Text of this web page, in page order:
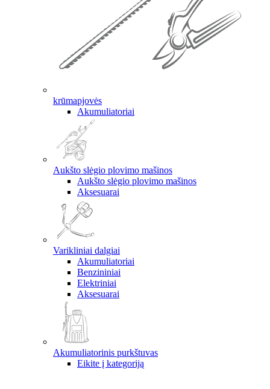
krūmapjovės
Akumuliatoriai
Aukšto slėgio plovimo mašinos
Aukšto slėgio plovimo mašinos
Aksesuarai
Varikliniai dalgiai
Akumuliatoriai
Benzininiai
Elektriniai
Aksesuarai
Akumuliatorinis purkštuvas
Eikite į kategoriją